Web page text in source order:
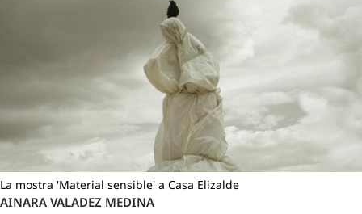
La mostra 'Material sensible' a Casa Elizalde
AINARA VALADEZ MEDINA